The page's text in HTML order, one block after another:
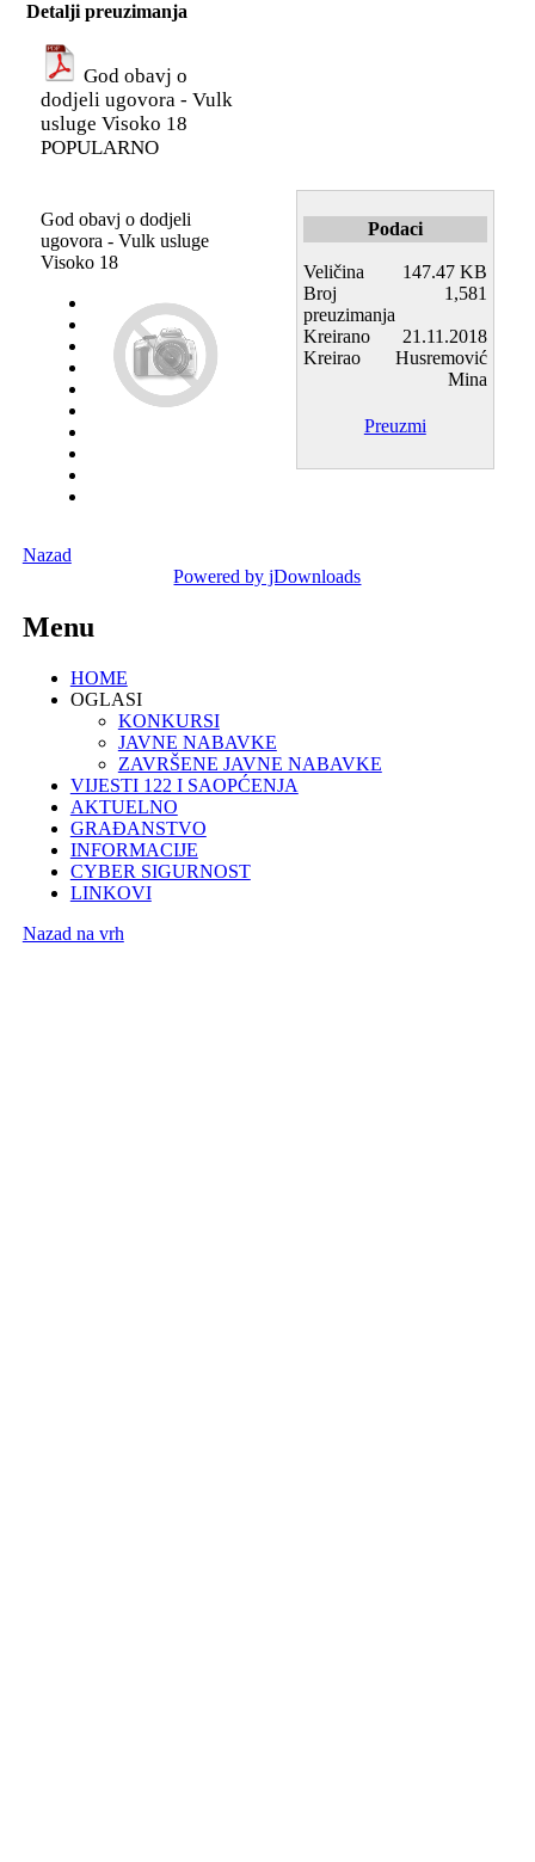
Detalji preuzimanja
God obavj o
dodjeli ugovora - Vulk
usluge Visoko 18
POPULARNO
God obavj o dodjeli
ugovora - Vulk usluge
Visoko 18
Podaci
Veličina
147.47 KB
Broj
preuzimanja
1,581
Kreirano
21.11.2018
Kreirao
Husremović
Mina
Preuzmi
Nazad
Powered by jDownloads
Menu
HOME
OGLASI
KONKURSI
JAVNE NABAVKE
ZAVRŠENE JAVNE NABAVKE
VIJESTI 122 I SAOPĆENJA
AKTUELNO
GRAĐANSTVO
INFORMACIJE
CYBER SIGURNOST
LINKOVI
Nazad na vrh